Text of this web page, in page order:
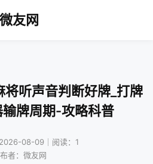
微友网
听声音判断好牌_打牌
牌周期-攻略科普
08-09｜阅读：1
者：微友网